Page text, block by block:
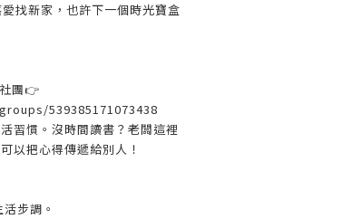
找新家，也許下一個時光寶盒
團👉
539385171073438
習慣。沒時間讀書？老闆這裡
以把心得傳遞給別人！
步調。